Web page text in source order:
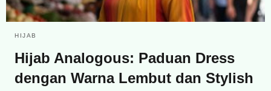
HIJAB
Hijab Analogous: Paduan Dress
dengan Warna Lembut dan Stylish